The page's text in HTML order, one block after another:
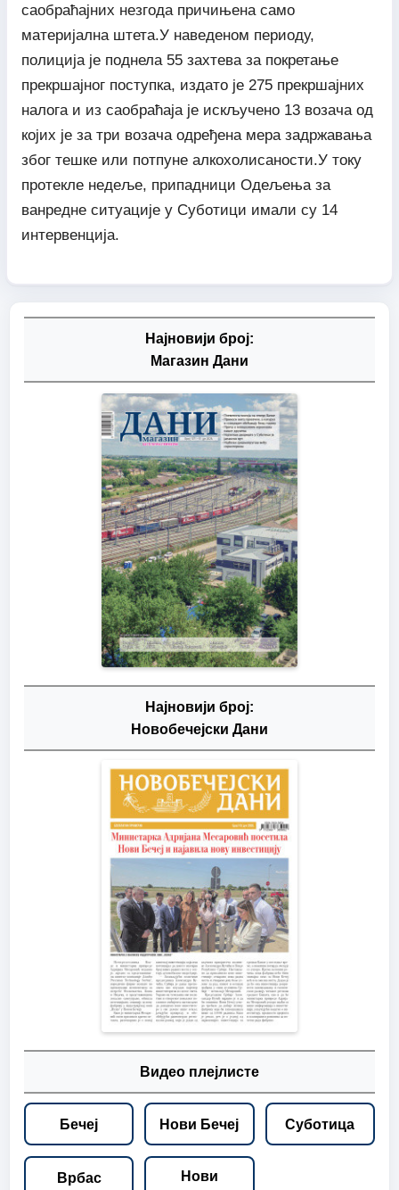
саобраћајних незгода причињена само
материјална штета.У наведеном периоду,
полиција је поднела 55 захтева за покретање
прекршајног поступка, издато је 275 прекршајних
налога и из саобраћаја је искључено 13 возача од
којих је за три возача одређена мера задржавања
због тешке или потпуне алкохолисаности.У току
протекле недеље, припадници Одељења за
ванредне ситуације у Суботици имали су 14
интервенција.
Најновији број:
Магазин Дани
Најновији број:
Новобечејски Дани
Видео плејлисте
Бечеј Нови Бечеј Суботица
Врбас
Нови